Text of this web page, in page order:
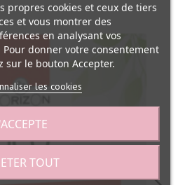
propres cookies et ceux de tiers
et vous montrer des
en analysant vos
donner votre consentement
sur le bouton Accepter.
les cookies
TOUT